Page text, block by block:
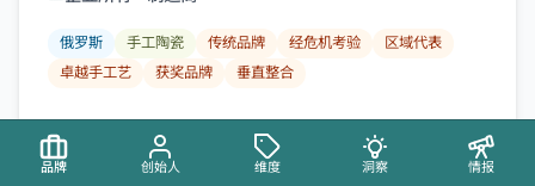
俄罗斯 手工陶瓷 传统品牌 经危机考验
区域代表
卓越手工艺
获奖品牌 垂直整合
查看资料
品牌 创始人 维度 洞察 情报